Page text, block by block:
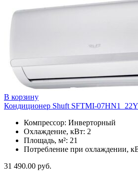
В корзину
Кондиционер Shuft SFTMI-07HN1_22Y
Компрессор: Инверторный
Охлаждение, кВт: 2
Площадь, м²: 21
Потребление при охлаждении,
31 490.00 руб.